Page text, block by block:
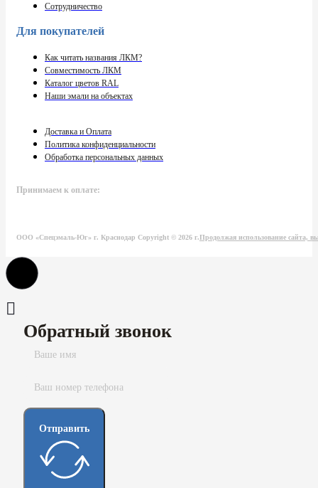
Сотрудничество
Для покупателей
Как читать названия ЛКМ?
Совместимость ЛКМ
Каталог цветов RAL
Наши эмали на объектах
Доставка и Оплата
Политика конфиденциальности
Обработка персональных данных
Принимаем к оплате:
ООО «Спецэмаль-Юг» г. Краснодар Copyright © 2026 г.Продолжая использование сайта,
Обратный звонок
Отправить